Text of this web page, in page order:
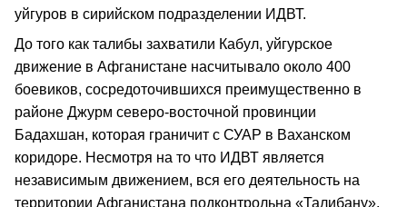
уйгуров в сирийском подразделении ИДВТ.
До того как талибы захватили Кабул, уйгурское
движение в Афганистане насчитывало около 400
боевиков, сосредоточившихся преимущественно в
районе Джурм северо-восточной провинции
Бадахшан, которая граничит с СУАР в Ваханском
коридоре. Несмотря на то что ИДВТ является
независимым движением, вся его деятельность на
территории Афганистана подконтрольна «Талибану».